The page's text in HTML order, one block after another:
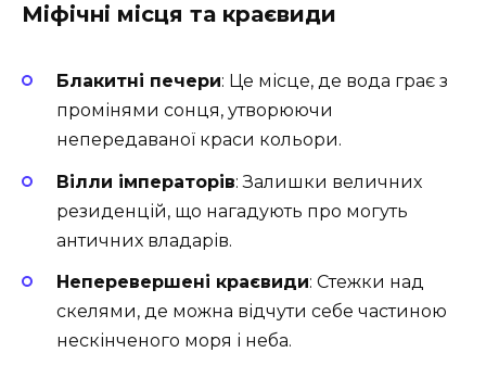
Міфічні місця та краєвиди
Блакитні печери: Це місце, де вода грає з
промінями сонця, утворюючи
непередаваної краси кольори.
Вілли імператорів: Залишки величних
резиденцій, що нагадують про могуть
античних владарів.
Неперевершені краєвиди: Стежки над
скелями, де можна відчути себе частиною
нескінченого моря і неба.